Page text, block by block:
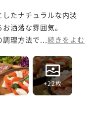
たナチュラルな内装
洒落な雰囲気。
理方法で... 続きをよむ
+22枚